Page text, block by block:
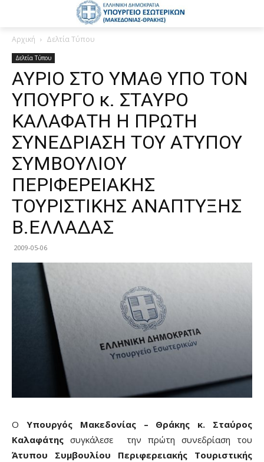
Αρχική Δελτία Τύπου
Δελτία Τύπου
ΑΥΡΙΟ ΣΤΟ ΥΜΑΘ ΥΠΟ ΤΟΝ
ΥΠΟΥΡΓΟ κ. ΣΤΑΥΡΟ
ΚΑΛΑΦΑΤΗ Η ΠΡΩΤΗ
ΣΥΝΕΔΡΙΑΣΗ ΤΟΥ ΑΤΥΠΟΥ
ΣΥΜΒΟΥΛΙΟΥ
ΠΕΡΙΦΕΡΕΙΑΚΗΣ
ΤΟΥΡΙΣΤΙΚΗΣ ΑΝΑΠΤΥΞΗΣ
Β.ΕΛΛΑΔΑΣ
2009-05-06
Ο Υπουργός Μακεδονίας – Θράκης κ. Σταύρος
Καλαφάτηςσυγκάλεσε την πρώτη συνεδρίαση του
Άτυπου Συμβουλίου Περιφερειακής Τουριστικής